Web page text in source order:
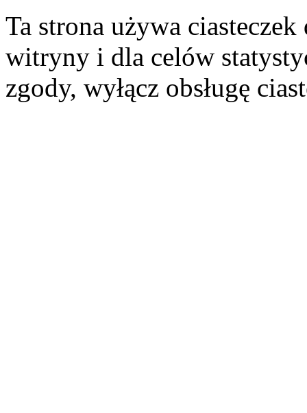
Ta strona używa
witryny i dla celów
zgody, wyłącz obsługę